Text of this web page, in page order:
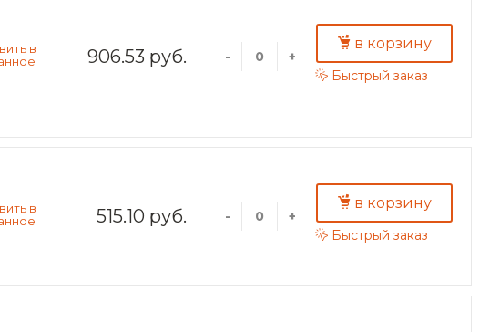
906.53 руб. - +
в корзину
Быстрый заказ
515.10 руб. - +
в корзину
Быстрый заказ